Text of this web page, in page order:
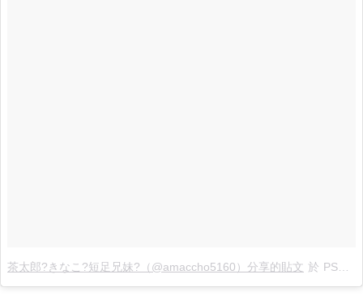
茶太郎?きなこ?短足兄妹?（@amaccho5160）分享的貼文 於 PST 2018 年 2月 月 6 日 上午 1:19